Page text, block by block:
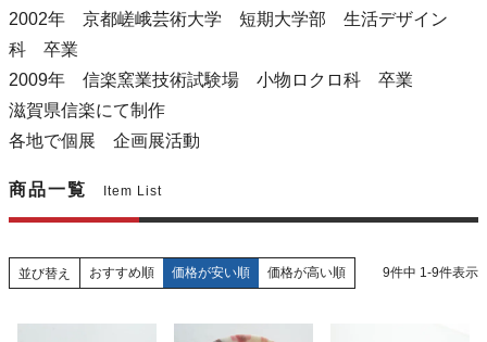
2002年 京都嵯峨芸術大学 短期大学部 生活デザイン
科 卒業
2009年 信楽窯業技術試験場 小物ロクロ科 卒業
滋賀県信楽にて制作
各地で個展 企画展活動
商品一覧 Item List
並び替え おすすめ順 価格が安い順 価格が高い順 9件中 1-9件表示